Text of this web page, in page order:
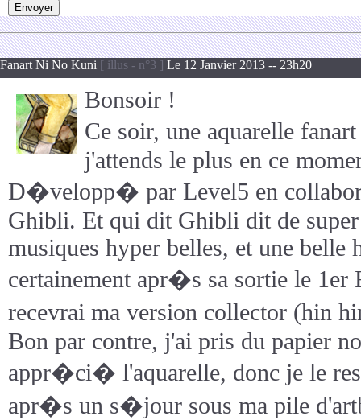
Fanart Ni No Kuni [ illus - n°3 ] Le 12 Janvier 2013 -- 23h20
Bonsoir !
Ce soir, une aquarelle
j'attends le plus en ce
D�velopp� par Level5 en
Ghibli. Et qui dit Ghibli dit de super
musiques hyper belles, et une belle
certainement apr�s sa sortie le
recevrai ma version collector (hin
Bon par contre, j'ai pris du papier
appr�ci� l'aquarelle, donc je le
apr�s un s�jour sous ma pile